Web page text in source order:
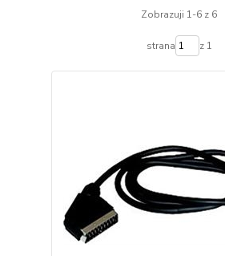
Zobrazuji 1-6 z 6
strana z 1